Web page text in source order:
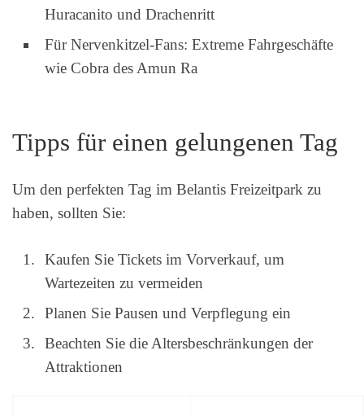
Huracanito und Drachenritt
Für Nervenkitzel-Fans: Extreme Fahrgeschäfte
wie Cobra des Amun Ra
Tipps für einen gelungenen Tag
Um den perfekten Tag im Belantis Freizeitpark zu
haben, sollten Sie:
Kaufen Sie Tickets im Vorverkauf, um
Wartezeiten zu vermeiden
Planen Sie Pausen und Verpflegung ein
Beachten Sie die Altersbeschränkungen der
Attraktionen